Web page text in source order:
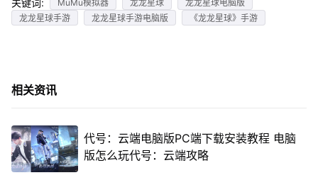
MuMu模拟器 龙龙星球
龙龙星球电脑版
龙龙星球手游
龙龙星球手游电脑版 《龙龙星球》手游
相关资讯
代号：云端电脑版PC端下载安装教程 电脑
版怎么玩代号：云端攻略